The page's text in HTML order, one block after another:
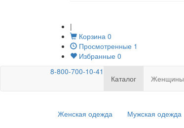
|
Корзина 0
Просмотренные 1
Избранные 0
8-800-700-10-41
Каталог Женщины
Женская одежда Мужская одежда